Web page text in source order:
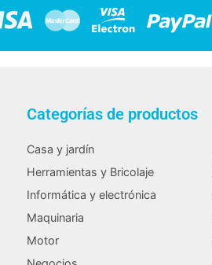
Categorías de productos
Casa y jardín
Herramientas y Bricolaje
Informática y electrónica
Maquinaria
Motor